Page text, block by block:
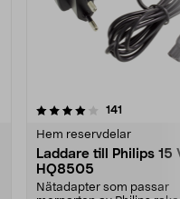
141
Hem reservdelar
Laddare till Philips 15
HQ8505
Nätadapter som passar
4.5av 5 stjärnor